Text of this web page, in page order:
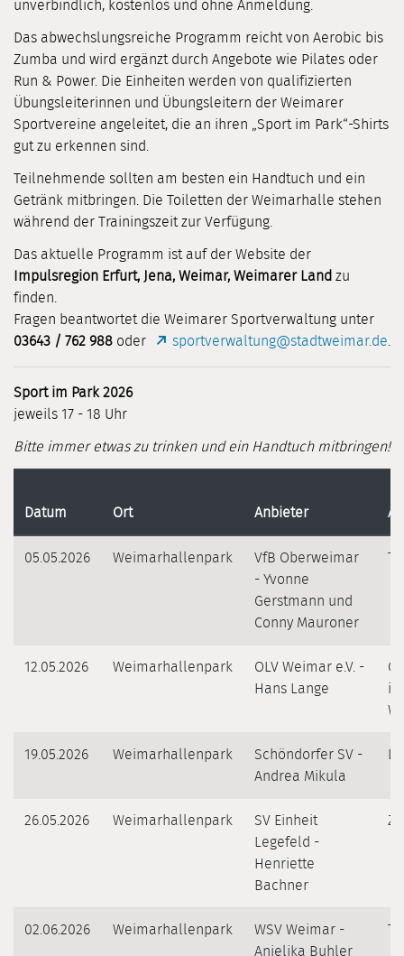
unverbindlich, kostenlos und ohne Anmeldung.
Das abwechslungsreiche Programm reicht von Aerobic bis
Zumba und wird ergänzt durch Angebote wie Pilates oder
Run & Power. Die Einheiten werden von qualifizierten
Übungsleiterinnen und Übungsleitern der Weimarer
Sportvereine angeleitet, die an ihren „Sport im Park“-Shirts
gut zu erkennen sind.
Teilnehmende sollten am besten ein Handtuch und ein
Getränk mitbringen. Die Toiletten der Weimarhalle stehen
während der Trainingszeit zur Verfügung.
Das aktuelle Programm ist auf der Website der
Impulsregion Erfurt, Jena, Weimar, Weimarer Land zu
finden.
Fragen beantwortet die Weimarer Sportverwaltung unter
03643 / 762 988 oder sportverwaltung@stadtweimar.de
Sport im Park 2026
jeweils 17 - 18 Uhr
Bitte immer etwas zu trinken und ein Handtuch mitbringen!
Datum Ort Anbieter
05.05.2026 Weimarhallenpark
VfB Oberweimar
- Yvonne
Gerstmann und
Conny Mauroner
12.05.2026 Weimarhallenpark
OLV Weimar e.V. -
Hans Lange
im
19.05.2026 Weimarhallenpark
Schöndorfer SV -
Andrea Mikula
26.05.2026 Weimarhallenpark
SV Einheit
Legefeld -
Henriette
Bachner
02.06.2026 Weimarhallenpark
WSV Weimar -
Anjelika Buhler